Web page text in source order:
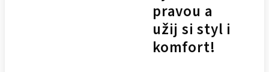
pravou a
užij si styl i
komfort!